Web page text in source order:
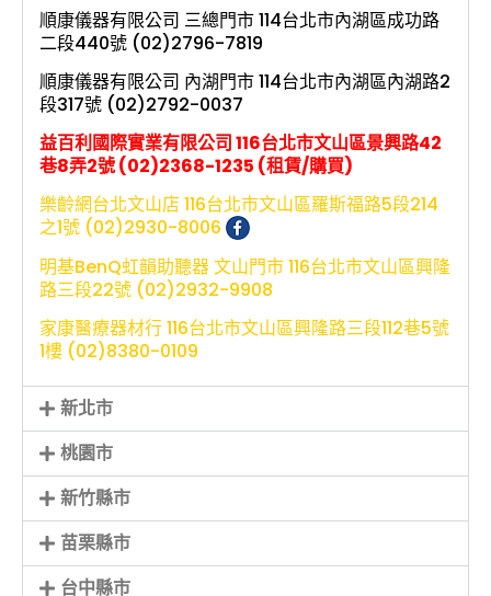
順康儀器有限公司 三總門市 114台北市內湖區成功路
二段440號 (02)2796-7819
順康儀器有限公司 內湖門市 114台北市內湖區內湖路2
段317號 (02)2792-0037
益百利國際實業有限公司 116台北市文山區景興路42
巷8弄2號 (02)2368-1235 (租賃/購買)
樂齡網台北文山店 116台北市文山區羅斯福路5段214
之1號 (02)2930-8006
明基BenQ虹韻助聽器 文山門市 116台北市文山區興隆
路三段22號 (02)2932-9908
家康醫療器材行 116台北市文山區興隆路三段112巷5號
1樓 (02)8380-0109
新北市
桃園市
新竹縣市
苗栗縣市
台中縣市